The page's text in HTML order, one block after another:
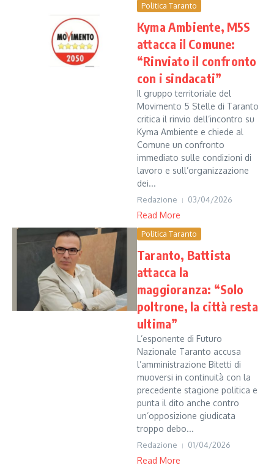
Politica Taranto
Kyma Ambiente, M5S
attacca il Comune:
“Rinviato il confronto
con i sindacati”
Il gruppo territoriale del
Movimento 5 Stelle di Taranto
critica il rinvio dell’incontro su
Kyma Ambiente e chiede al
Comune un confronto
immediato sulle condizioni di
lavoro e sull’organizzazione
dei...
Redazione 03/04/2026
Read More
Politica Taranto
Taranto, Battista
attacca la
maggioranza: “Solo
poltrone, la città resta
ultima”
L’esponente di Futuro
Nazionale Taranto accusa
l’amministrazione Bitetti di
muoversi in continuità con la
precedente stagione politica e
punta il dito anche contro
un’opposizione giudicata
troppo debo...
Redazione 01/04/2026
Read More